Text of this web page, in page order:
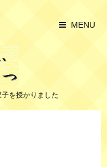
MENU
を授かりました